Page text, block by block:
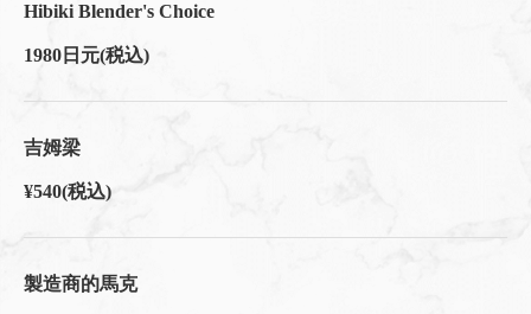
Hibiki Blender's Choice
1980日元(税込)
吉姆梁
¥540(税込)
製造商的馬克